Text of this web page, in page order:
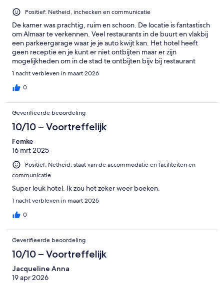
Positief: Netheid, inchecken en communicatie
De kamer was prachtig, ruim en schoon. De locatie is fantastisch
om Almaar te verkennen. Veel restaurants in de buurt en vlakbij
een parkeergarage waar je je auto kwijt kan. Het hotel heeft
geen receptie en je kunt er niet ontbijten maar er zijn
mogelijkheden om in de stad te ontbijten bijv bij restaurant
Echt: heerlijk!
1 nacht verbleven in maart 2026
0
Geverifieerde beoordeling
10/10 – Voortreffelijk
Femke
16 mrt 2025
Positief: Netheid, staat van de accommodatie en faciliteiten en
communicatie
Super leuk hotel. Ik zou het zeker weer boeken.
1 nacht verbleven in maart 2025
0
Geverifieerde beoordeling
10/10 – Voortreffelijk
Jacqueline Anna
19 apr 2026